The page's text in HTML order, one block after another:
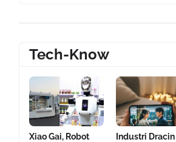
Tech-Know
Xiao Gai, Robot
Industri Dracin